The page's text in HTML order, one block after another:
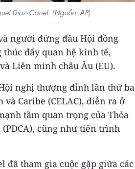
Díaz-Canel. (Nguồn: AP)
người đứng đầu Hội đồng
thúc đẩy quan hệ kinh tế,
Liên minh châu Âu (EU).
nghị thượng đỉnh lần thứ ba
Caribe (CELAC), diễn ra ở
tầm quan trọng của Thỏa
cũng như tiến trình
đã tham gia cuộc gặp giữa các